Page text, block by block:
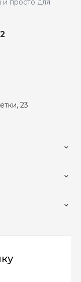
и просто для
23